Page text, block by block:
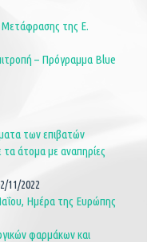
Μετάφρασης της Ε.
– Πρόγραμμα Blue
των επιβατών
άτομα με αναπηρίες
11/2022
Ημέρα της Ευρώπης
φαρμάκων και